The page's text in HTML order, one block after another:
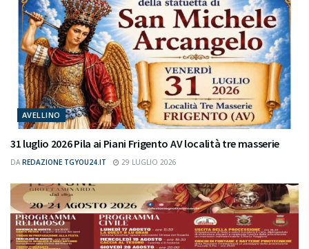
AVELLINO
31 luglio 2026 Pila ai Piani Frigento AV località tre masserie
DA REDAZIONE TGYOU24.IT 29 LUGLIO 2026